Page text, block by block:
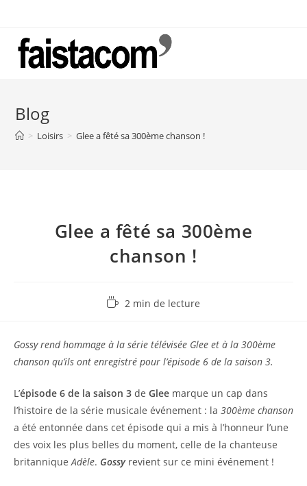
content
Blog
> Loisirs > Glee a fêté sa 300ème chanson !
Glee a fêté sa 300ème
chanson !
Temps2 min de lecture
Gossy rend hommage à la série télévisée Glee et à la 300ème
chanson qu’ils ont enregistré pour l’épisode 6 de la saison 3.
L’épisode 6 de la saison 3 de Glee marque un cap dans
l’histoire de la série musicale événement : la 300ème chanson
a été entonnée dans cet épisode qui a mis à l’honneur l’une
des voix les plus belles du moment, celle de la chanteuse
britanniqueAdèle. Gossyrevient sur ce mini événement !